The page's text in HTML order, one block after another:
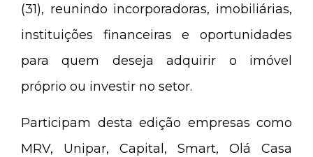
(31), reunindo incorporadoras, imobiliárias,
instituições financeiras e oportunidades
para quem deseja adquirir o imóvel
próprio ou investir no setor.
Participam desta edição empresas como
MRV, Unipar, Capital, Smart, Olá Casa